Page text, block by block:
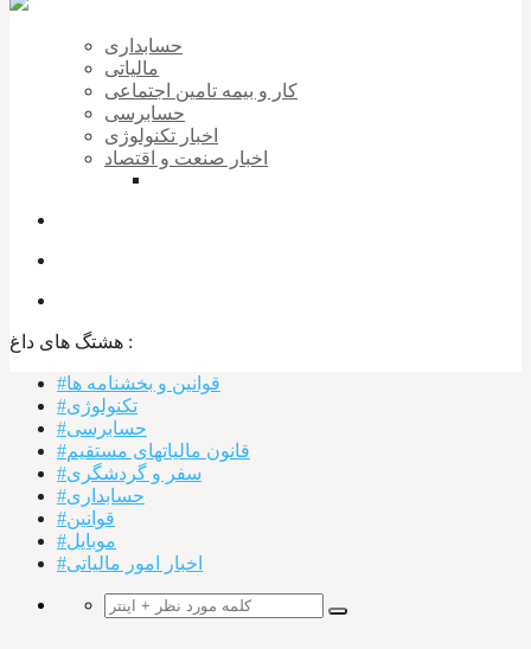
حسابداری
مالیاتی
کار و بیمه تامین اجتماعی
حسابرسی
اخبار تکنولوژی
اخبار صنعت و اقتصاد
هشتگ های داغ :‌
#قوانین و بخشنامه ها
#تکنولوژی
#حسابرسی
#قانون مالیاتهای مستقیم
#سفر و گردشگری
#حسابداری
#قوانین
#موبایل
#اخبار امور مالیاتی